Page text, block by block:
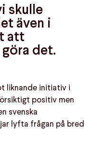
skulle
även i
att
det.
liknande initiativ i
positiv men
svenska
lyfta frågan på bred